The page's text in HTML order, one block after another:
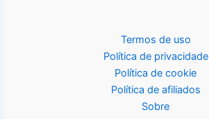
Termos de uso
Política de privacidade
Política de cookie
Política de afiliados
Sobre